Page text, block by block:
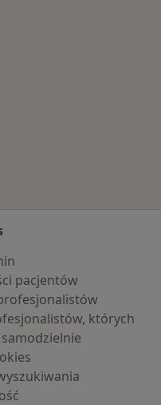
pacjentów
których